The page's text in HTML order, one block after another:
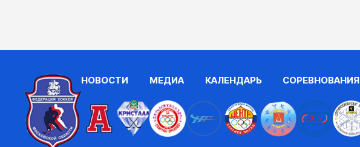
НОВОСТИ МЕДИА КАЛЕНДАРЬ СОРЕВНОВАНИЯ